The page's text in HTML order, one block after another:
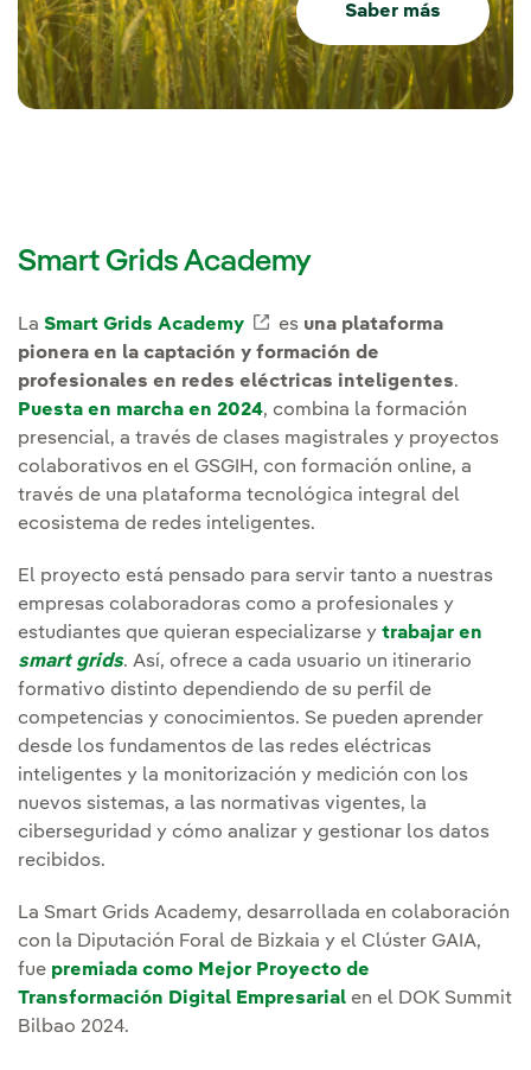
Saber más
Smart Grids Academy
La Smart Grids Academy Enlace externo, se abre en
es una plataforma
pionera en la captación y formación de
profesionales en redes eléctricas inteligentes.
Puesta en marcha en 2024, combina la formación
presencial, a través de clases magistrales y proyectos
colaborativos en el GSGIH, con formación online, a
través de una plataforma tecnológica integral del
ecosistema de redes inteligentes.
El proyecto está pensado para servir tanto a nuestras
empresas colaboradoras como a profesionales y
estudiantes que quieran especializarse y trabajar en
smart grids. Así, ofrece a cada usuario un itinerario
formativo distinto dependiendo de su perfil de
competencias y conocimientos. Se pueden aprender
desde los fundamentos de las redes eléctricas
inteligentes y la monitorización y medición con los
nuevos sistemas, a las normativas vigentes, la
ciberseguridad y cómo analizar y gestionar los datos
recibidos.
La Smart Grids Academy, desarrollada en colaboración
con la Diputación Foral de Bizkaia y el Clúster GAIA,
fue premiada como Mejor Proyecto de
Transformación Digital Empresarial en el DOK Summit
Bilbao 2024.